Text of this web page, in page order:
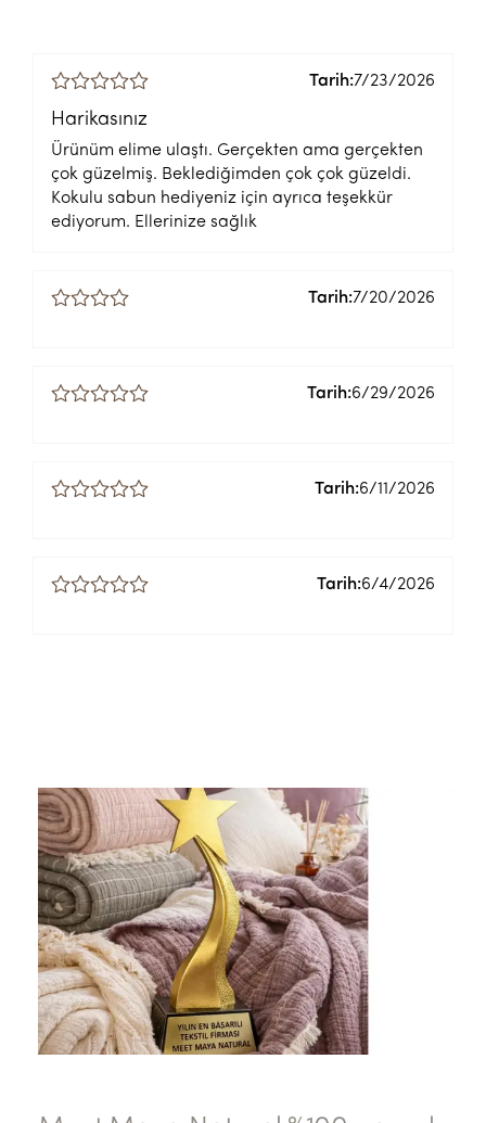
Tarih:7/23/2026
Harikasınız
Ürünüm elime ulaştı. Gerçekten ama gerçekten
çok güzelmiş. Beklediğimden çok çok güzeldi.
Kokulu sabun hediyeniz için ayrıca teşekkür
ediyorum. Ellerinize sağlık
Tarih:7/20/2026
Tarih:6/29/2026
Tarih:6/11/2026
Tarih:6/4/2026